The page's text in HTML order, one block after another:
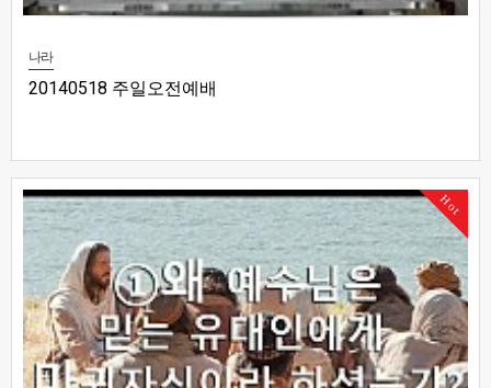
나라
20140518 주일오전예배
Hot